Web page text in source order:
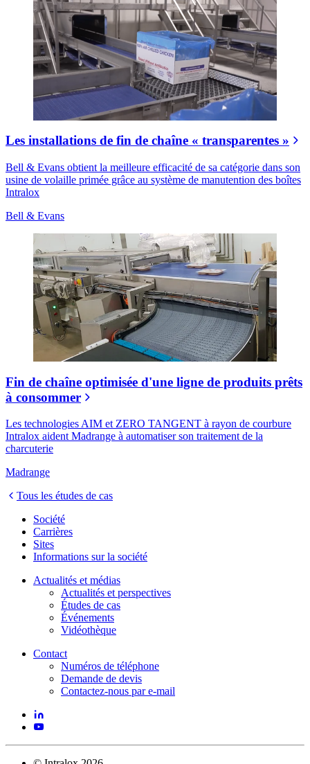
Les installations de fin de chaîne « transparentes »
Bell & Evans obtient la meilleure efficacité de sa catégorie dans son
usine de volaille primée grâce au système de manutention des boîtes
Intralox
Bell & Evans
Fin de chaîne optimisée d'une ligne de produits prêts
à consommer
Les technologies AIM et ZERO TANGENT à rayon de courbure
Intralox aident Madrange à automatiser son traitement de la
charcuterie
Madrange
Tous les études de cas
Société
Carrières
Sites
Informations sur la société
Actualités et médias
Actualités et perspectives
Études de cas
Événements
Vidéothèque
Contact
Numéros de téléphone
Demande de devis
Contactez-nous par e-mail